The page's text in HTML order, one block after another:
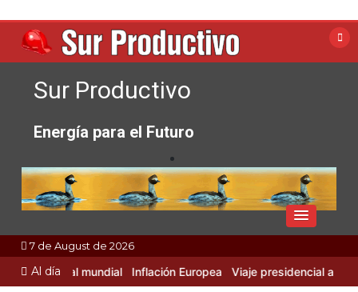
content
Sur Productivo
Energía para el Futuro
7 de August de 2026
Al díamundial Inflación Europea Viaje presidencial a Rusia y